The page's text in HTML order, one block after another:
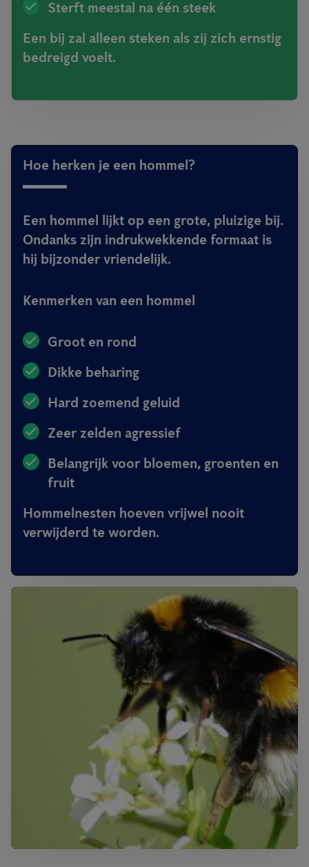
Sterft meestal na één steek
Een bij zal alleen steken als zij zich ernstig
bedreigd voelt.
Hoe herken je een hommel?
Een hommel lijkt op een grote, pluizige bij.
Ondanks zijn indrukwekkende formaat is
hij bijzonder vriendelijk.
Kenmerken van een hommel
Groot en rond
Dikke beharing
Hard zoemend geluid
Zeer zelden agressief
Belangrijk voor bloemen, groenten en
fruit
Hommelnesten hoeven vrijwel nooit
verwijderd te worden.